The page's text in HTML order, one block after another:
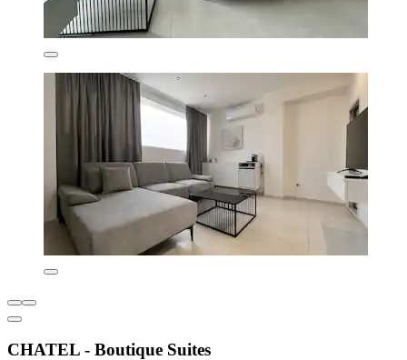
CHATEL - Boutique Suites